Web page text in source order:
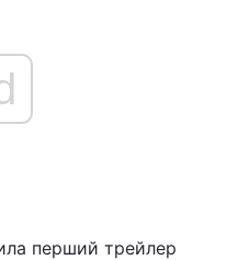
перший трейлер